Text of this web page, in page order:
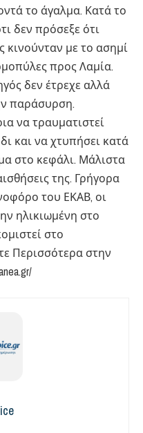
το άγαλμα. Κατά το
δεν πρόσεξε ότι
κινούνταν με το ασημί
προς Λαμία.
δεν έτρεχε αλλά
παράσυρση.
να τραυματιστεί
και να χτυπήσει κατά
στο κεφάλι. Μάλιστα
της. Γρήγορα
του ΕΚΑΒ, οι
ηλικιωμένη στο
στο
Περισσότερα στην